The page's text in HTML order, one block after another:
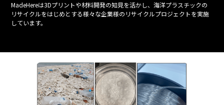
MadeHereは3Dプリントや材料開発の知見を活かし、海洋プラスチックの
リサイクルをはじめとする様々な企業様のリサイクルプロジェクトを実施
しています。